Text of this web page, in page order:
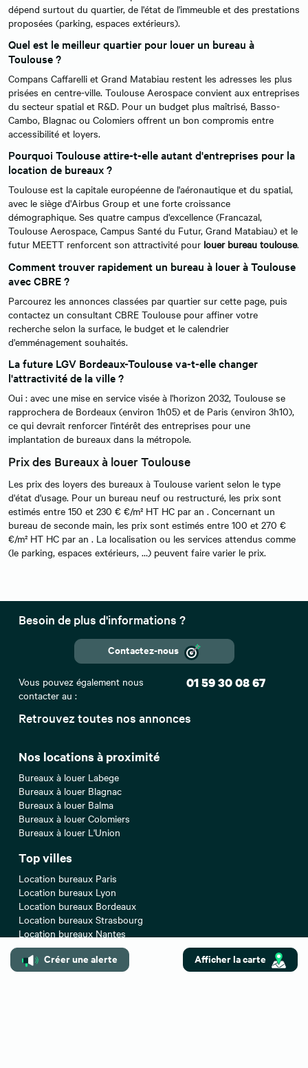
Créer une alerte Afficher la carte
dépend surtout du quartier, de l'état de l'immeuble et des prestations
proposées (parking, espaces extérieurs).
Quel est le meilleur quartier pour louer un bureau à
Toulouse ?
Compans Caffarelli et Grand Matabiau restent les adresses les plus
prisées en centre-ville. Toulouse Aerospace convient aux entreprises
du secteur spatial et R&D. Pour un budget plus maîtrisé, Basso-
Cambo, Blagnac ou Colomiers offrent un bon compromis entre
accessibilité et loyers.
Pourquoi Toulouse attire-t-elle autant d'entreprises pour la
location de bureaux ?
Toulouse est la capitale européenne de l'aéronautique et du spatial,
avec le siège d'Airbus Group et une forte croissance
démographique. Ses quatre campus d'excellence (Francazal,
Toulouse Aerospace, Campus Santé du Futur, Grand Matabiau) et le
futur MEETT renforcent son attractivité pour louer bureau toulouse.
Comment trouver rapidement un bureau à louer à Toulouse
avec CBRE ?
Parcourez les annonces classées par quartier sur cette page, puis
contactez un consultant CBRE Toulouse pour affiner votre
recherche selon la surface, le budget et le calendrier
d'emménagement souhaités.
La future LGV Bordeaux-Toulouse va-t-elle changer
l'attractivité de la ville ?
Oui : avec une mise en service visée à l'horizon 2032, Toulouse se
rapprochera de Bordeaux (environ 1h05) et de Paris (environ 3h10),
ce qui devrait renforcer l'intérêt des entreprises pour une
implantation de bureaux dans la métropole.
Prix des Bureaux à louer Toulouse
Les prix des loyers des bureaux à Toulouse varient selon le type
d'état d'usage. Pour un bureau neuf ou restructuré, les prix sont
estimés entre 150 et 230 € €/m² HT HC par an . Concernant un
bureau de seconde main, les prix sont estimés entre 100 et 270 €
€/m² HT HC par an . La localisation ou les services attendus comme
(le parking, espaces extérieurs, …) peuvent faire varier le prix.
Retrouvez toutes nos annonces
Nos locations à proximité
Bureaux à louer Labege
Bureaux à louer Blagnac
Bureaux à louer Balma
Bureaux à louer Colomiers
Bureaux à louer L'Union
Top villes
Location bureaux Paris
Location bureaux Lyon
Location bureaux Bordeaux
Location bureaux Strasbourg
Location bureaux Nantes
Recherches associées
Besoin de plus d'informations ?
Contactez-nous
Vous pouvez également nous
contacter au :
01 59 30 08 67